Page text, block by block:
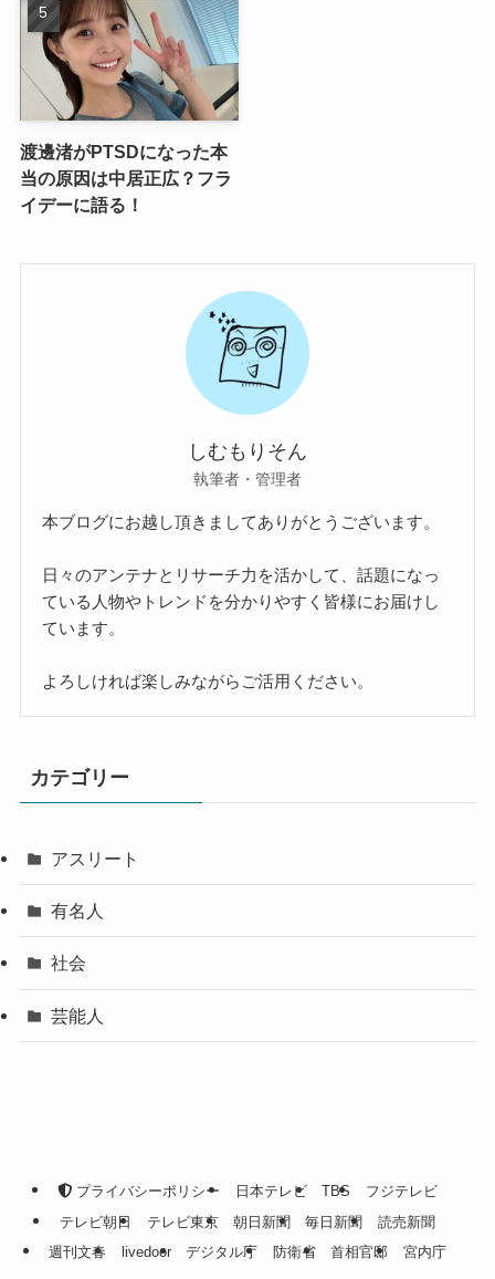
渡邊渚がPTSDになった本
当の原因は中居正広？フラ
イデーに語る！
しむもりそん
執筆者・管理者
本ブログにお越し頂きましてありがとうございます。
日々のアンテナとリサーチ力を活かして、話題になっ
ている人物やトレンドを分かりやすく皆様にお届けし
ています。
よろしければ楽しみながらご活用ください。
カテゴリー
アスリート
有名人
社会
芸能人
プライバシーポリシー 日本テレビ TBS
フジテレビ
テレビ朝日
テレビ東京 朝日新聞 毎日新聞
読売新聞
週刊文春
livedoor デジタル庁 防衛省 首相官邸 宮内庁